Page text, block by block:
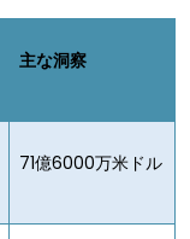
主な洞察
71億6000万米ドル